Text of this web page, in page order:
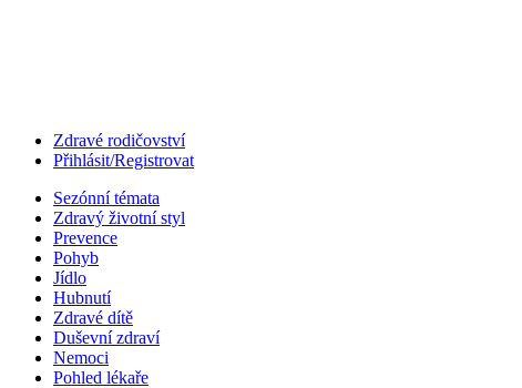
Zdravé rodičovství
Přihlásit/Registrovat
Sezónní témata
Zdravý životní styl
Prevence
Pohyb
Jídlo
Hubnutí
Zdravé dítě
Duševní zdraví
Nemoci
Pohled lékaře